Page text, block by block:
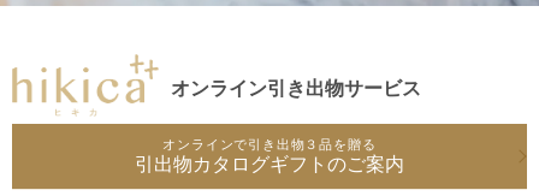
オンライン引き出物サービス
オンラインで引き出物３品を贈る
引出物カタログギフトのご案内